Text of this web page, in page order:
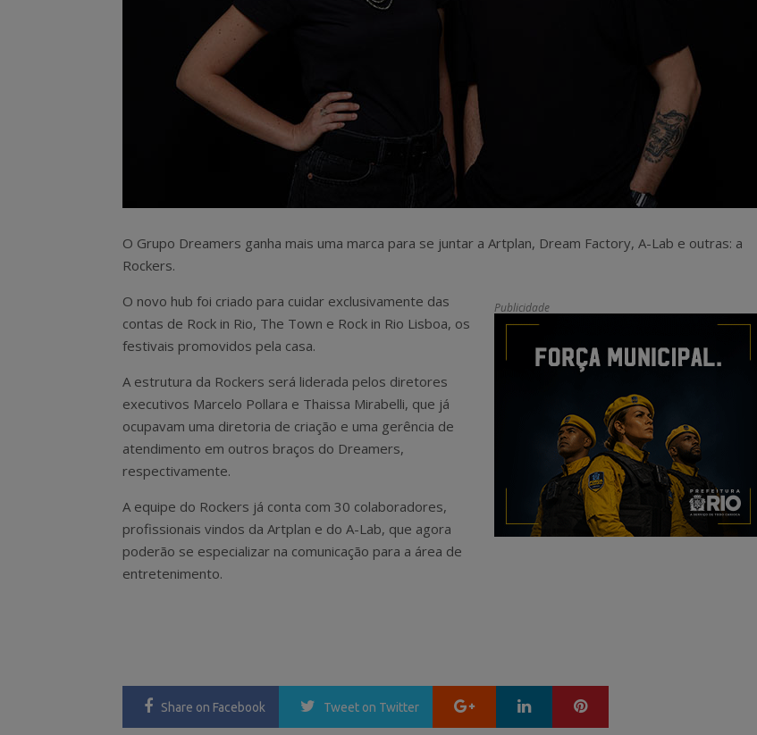
O Grupo Dreamers ganha mais uma marca para se juntar a Artplan, Dream Factory, A-Lab e outras: a
Rockers.
Publicidade
O novo hub foi criado para cuidar exclusivamente das
contas de Rock in Rio, The Town e Rock in Rio Lisboa, os
festivais promovidos pela casa.
A estrutura da Rockers será liderada pelos diretores
executivos Marcelo Pollara e Thaissa Mirabelli, que já
ocupavam uma diretoria de criação e uma gerência de
atendimento em outros braços do Dreamers,
respectivamente.
A equipe do Rockers já conta com 30 colaboradores,
profissionais vindos da Artplan e do A-Lab, que agora
poderão se especializar na comunicação para a área de
entretenimento.
Share on Facebook Tweet on Twitter Google+ LinkedIn